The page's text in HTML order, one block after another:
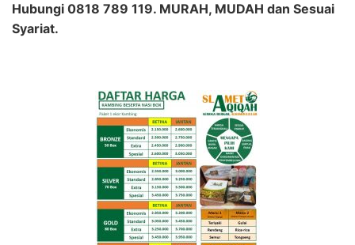
Hubungi 0818 789 119. MURAH, MUDAH dan Sesuai
Syariat.